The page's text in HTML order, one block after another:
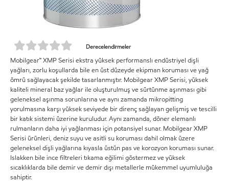
Derecelendirmeler
Mobilgear™ XMP Serisi ekstra yüksek performanslı endüstriyel dişli
yağları, zorlu koşullarda bile en üst düzeyde ekipman koruması ve yağ
ömrü sağlayacak şekilde tasarlanmıştır. Mobilgear XMP Serisi, yüksek
kaliteli mineral baz yağlar ile oluşturulmuş ve sürtünme aşınması gibi
geleneksel aşınma sorunlarına ve aynı zamanda mikropitting
yorulmasına karşı yüksek seviyede bir direnç sağlayan gelişmiş ve tescilli
bir katık sistemi üzerine kuruludur. Aynı zamanda, döner elemanlı
rulmanların daha iyi yağlanması için potansiyel sunar. Mobilgear XMP
Serisi ürünleri, deniz suyu ve asitli su koruması dahil olmak üzere
geleneksel dişli yağlarına kıyasla üstün pas ve korozyon koruması sunar.
Islakken bile ince filtreleri tıkama eğilimi göstermez ve yüksek
sıcaklıklarda bile demir ve demir dışı metallerle mükemmel uyumluluğa
sahiptir.